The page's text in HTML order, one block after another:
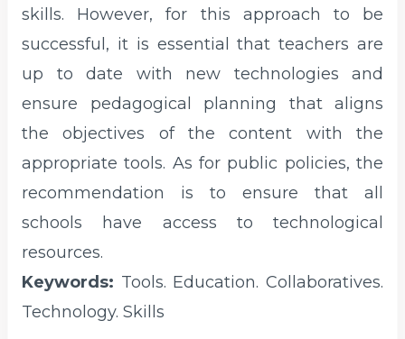
skills. However, for this approach to be
successful, it is essential that teachers are
up to date with new technologies and
ensure pedagogical planning that aligns
the objectives of the content with the
appropriate tools. As for public policies, the
recommendation is to ensure that all
schools have access to technological
resources.
Keywords: Tools. Education. Collaboratives.
Technology. Skills